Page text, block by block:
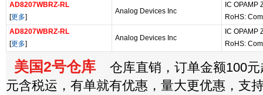
AD8207WBRZ-RL
[更多]
Analog Devices Inc
IC OPAMP
RoHS:
AD8207WBRZ-RL
[更多]
Analog Devices Inc
IC OPAMP
RoHS:
美国2号仓库 仓库直销，订单金额100元
元含税运，有单就有优惠，量大更优惠，支